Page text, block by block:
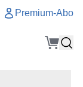
Premium-Abo